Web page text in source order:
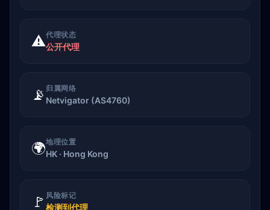
⚠️代理状态
公开代理
📡 归属网络
Netvigator (AS4760)
🌍地理位置
HK · Hong Kong
🚩 风险标记
检测到代理